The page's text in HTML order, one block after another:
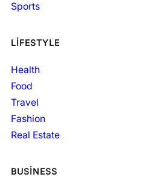
Sports
LIFESTYLE
Health
Food
Travel
Fashion
Real Estate
BUSINESS